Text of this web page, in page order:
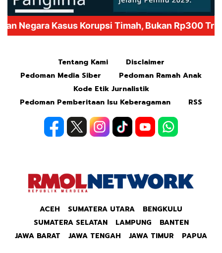
Tentang Kami
Disclaimer
Pedoman Media Siber
Pedoman Ramah Anak
Kode Etik Jurnalistik
Pedoman Pemberitaan Isu Keberagaman
RSS
ACEH SUMATERA UTARA
BENGKULU
SUMATERA SELATAN
LAMPUNG
BANTEN
JAWA BARAT
JAWA TENGAH JAWA TIMUR PAPUA